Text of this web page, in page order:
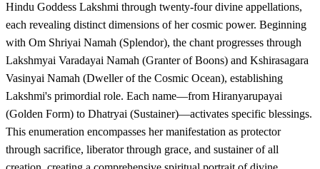
Hindu Goddess Lakshmi through twenty-four divine appellations,
each revealing distinct dimensions of her cosmic power. Beginning
with Om Shriyai Namah (Splendor), the chant progresses through
Lakshmyai Varadayai Namah (Granter of Boons) and Kshirasagara
Vasinyai Namah (Dweller of the Cosmic Ocean), establishing
Lakshmi's primordial role. Each name—from Hiranyarupayai
(Golden Form) to Dhatryai (Sustainer)—activates specific blessings.
This enumeration encompasses her manifestation as protector
through sacrifice, liberator through grace, and sustainer of all